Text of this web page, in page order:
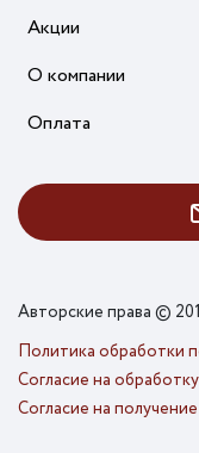
Акции
О компании
Оплата
Авторские права ©
Политика обработки
Согласие на
Согласие на